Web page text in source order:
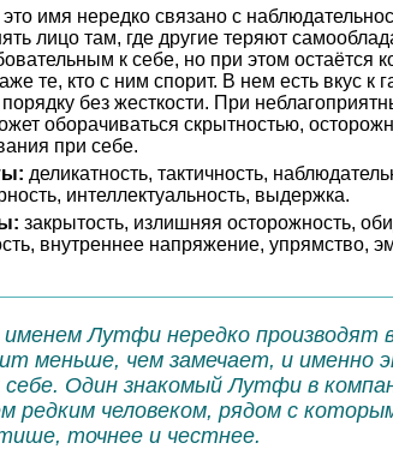
имя нередко связано с
лицо там, где другие теряют
к себе, но при этом остаётся
те, кто с ним спорит. В нем есть вкус к
без жесткости. При
оборачиваться скрытностью,
при себе.
деликатность, тактичность,
интеллектуальность, выдержка.
закрытость, излишняя осторожность,
внутреннее напряжение, упрямство,
Лутфи нередко производят
меньше, чем замечает, и именно
Один знакомый Лутфи в
редким человеком, рядом с
точнее и честнее.